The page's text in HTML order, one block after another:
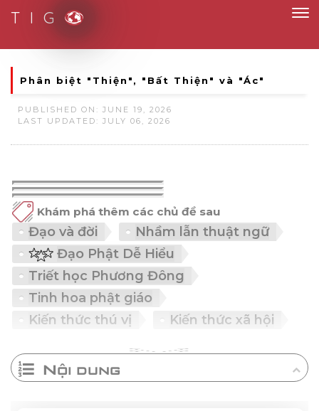
T I G
Phân biệt "Thiện", "Bất Thiện" và "Ác"
PUBLISHED ON: JUNE 19, 2026
LAST UPDATED: JULY 06, 2026
Khám phá thêm các chủ đề sau
Đạo và đời
Nhầm lẫn thuật ngữ
Đạo Phật Dễ Hiểu
Triết học Phương Đông
Tinh hoa phật giáo
Kiến thức thú vị
Kiến thức xã hội
Nội dung